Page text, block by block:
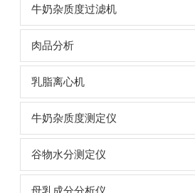
牛奶杂质度过滤机
肉品分析
乳脂离心机
牛奶杂质度测定仪
谷物水分测定仪